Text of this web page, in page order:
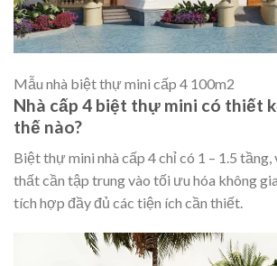
Mẫu nhà biệt thự mini cấp 4 100m2
Nhà cấp 4 biệt thự mini có thiết
thế nào?
Biệt thự mini nhà cấp 4 chỉ có 1 – 1.5
thất cần tập trung vào tối ưu hóa không
tích hợp đầy đủ các tiện ích cần thiết.